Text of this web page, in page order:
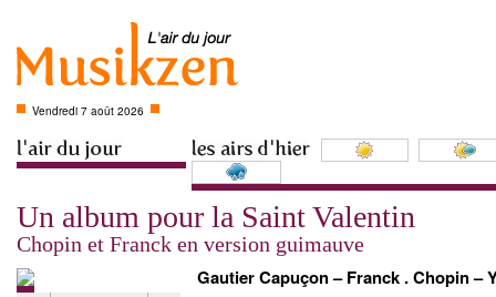
Vendredi 7 août 2026
Un album pour la Saint Valentin
Chopin et Franck en version guimauve
Gautier Capuçon – Franck . Chopin –